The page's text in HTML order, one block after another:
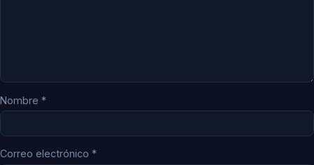
Nombre *
Correo electrónico *